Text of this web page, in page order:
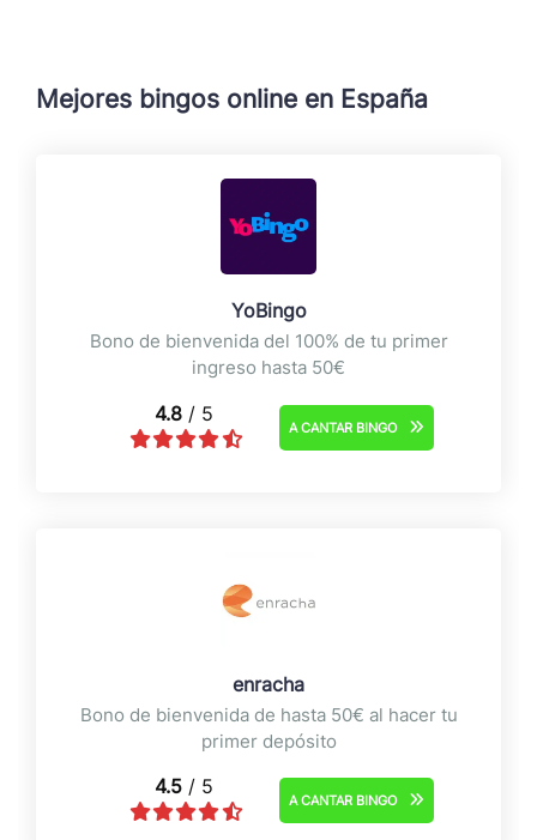
Mejores bingos online en España
YoBingo
Bono de bienvenida del 100% de tu primer
ingreso hasta 50€
4.8 / 5
A CANTAR BINGO
enracha
Bono de bienvenida de hasta 50€ al hacer tu
primer depósito
4.5 / 5
A CANTAR BINGO